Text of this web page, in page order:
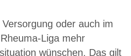
oder auch im
Liga mehr
wünschen. Das gilt